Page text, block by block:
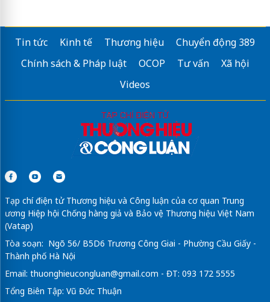
Tin tức Kinh tế Thương hiệu
Chuyển động 389
Chính sách & Pháp luật
OCOP Tư vấn
Xã hội
Videos
Tạp chí điện tử Thương hiệu và Công luận của cơ quan Trung
ương Hiệp hội Chống hàng giả và Bảo vệ Thương hiệu Việt Nam
(Vatap)
Tòa soạn: Ngõ 56/ B5D6 Trương Công Giai - Phường Cầu Giấy -
Thành phố Hà Nội
Email: thuonghieucongluan@gmail.com - ĐT: 093 172 5555
Tổng Biên Tập: Vũ Đức Thuận